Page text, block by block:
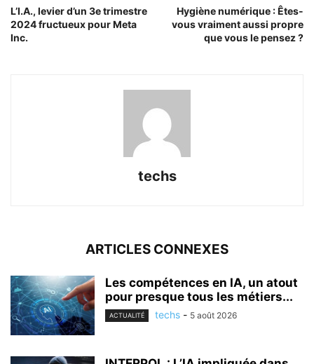
L’I.A., levier d’un 3e trimestre
2024 fructueux pour Meta
Inc.
Hygiène numérique : Êtes-
vous vraiment aussi propre
que vous le pensez ?
techs
ARTICLES CONNEXES
Les compétences en IA, un atout
pour presque tous les métiers...
ACTUALITÉ techs - 5 août 2026